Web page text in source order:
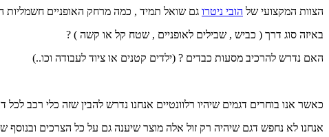
הצוות המקצועי של הובי ניטרו גם שואל תמיד , כמה מרחק האופניים חשמליות
באיזה סוג דרך ( כביש , שבילים לאופניים , שטח קל או קשה ) ?
האם נדרש להרכיב מסעות כבדים ? (ילדים קטנים או ציוד לעבודה וכו..)
כאשר אנו בוחרים דגמים שיהיו רלוונטיים אנחנו נדרש להבין שזה כלי
אנחנו לא נחפש דגם שיהיה רק זול אלה מוצר שיענה גם על כל הצרכים ובנוסף